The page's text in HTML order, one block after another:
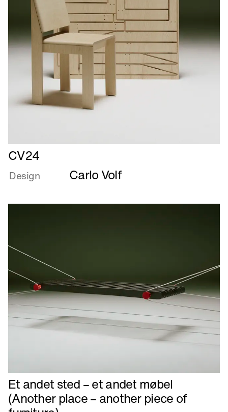
Læs
mere
om
CV24
Design Carlo Volf
Læs
mere
om
Et andet sted – et andet møbel
(Another place – another piece of